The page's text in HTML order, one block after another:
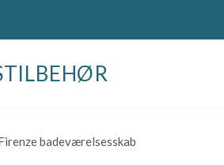
badeværelsesskab